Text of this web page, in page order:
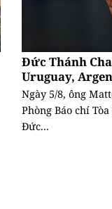
Đức Thánh
Uruguay,
Ngày 5/8, ông
Phòng Báo chí
Đức...